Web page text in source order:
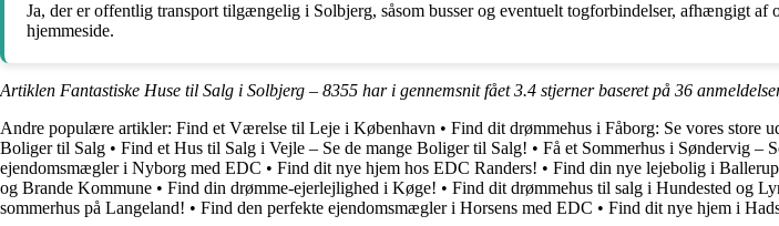
Ja, der er offentlig transport tilgængelig i Solbjerg, såsom busser og eventuelt togforbindelser, afhængigt
hjemmeside.
Artiklen Fantastiske Huse til Salg i Solbjerg – 8355 har i gennemsnit fået3.4 stjerner baseret på 36
Andre populære artikler: Find et Værelse til Leje i København • Find dit drømmehus i Fåborg: Se vores store
Boliger til Salg • Find et Hus til Salg i Vejle – Se de mange Boliger til Salg! • Få et Sommerhus i Søndervig –
ejendomsmægler i Nyborg med EDC • Find dit nye hjem hos EDC Randers! • Find din nye lejebolig i
og Brande Kommune • Find din drømme-ejerlejlighed i Køge! • Find dit drømmehus til salg i Hundested og
sommerhus på Langeland! • Find den perfekte ejendomsmægler i Horsens med EDC • Find dit nye hjem i